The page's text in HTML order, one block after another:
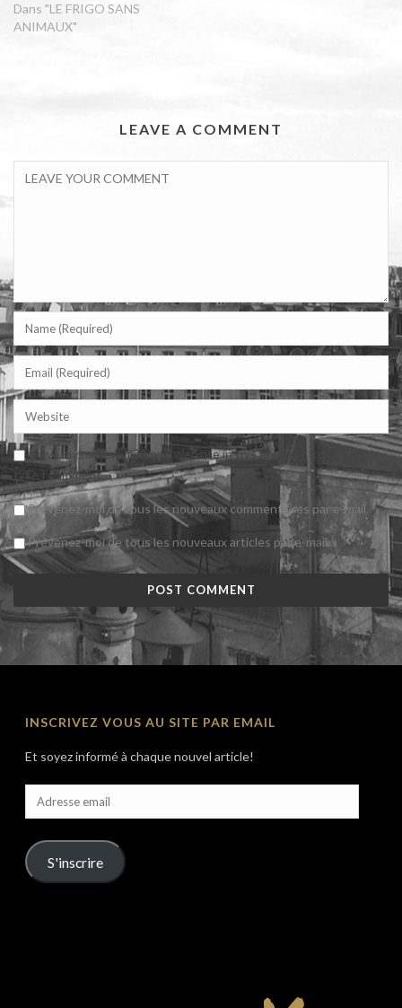
Dans "LE FRIGO SANS
ANIMAUX"
LEAVE A COMMENT
Save my name, email, and website in this browser for the next
time I comment.
Prévenez-moi de tous les nouveaux commentaires par e-mail.
Prévenez-moi de tous les nouveaux articles par e-mail.
INSCRIVEZ VOUS AU SITE PAR EMAIL
Et soyez informé à chaque nouvel article!
Adresse
email
S'inscrire